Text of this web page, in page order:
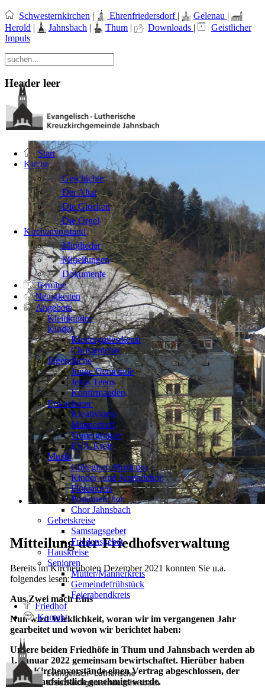
Schwesternkirchen | Ehrenfriedersdorf | Gelenau |
Herold | Jahnsbach | Thum | Downloads |
Geistlicher
Impuls
Start
Kirche
Geschichte
Der Altar
Die Glocken
Die Orgel
Kirchenvorstand
Mitglieder
Mitteilungen
Dokumente
Termine
Neuigkeiten
Angebote
Kleinkinder
Kinder
Kindergottesdienst
Christenlehre
Jugendliche
Junge Gemeinde
Jesus Teens
Konfirmanden
Erwachsene
Kreativkreis
Männertreff
Trauergruppe
EVA-Kreis
Musik
Collegium Musicum
Kinder- und Jugendchor
Flötenkreis
Posaunenchor
Chor Jahnsbach
Gebetskreise
Samstagsgebet
Friedensgebet
Hauskreise
Senioren
Mütter/Männerkreis
Gemeindefrühstück
Feierabendkreis
Friedhof
Kontakt
Header leer
Mitteilung der Friedhofsverwaltung
Bereits im Kirchenboten Dezember 2021 konnten Sie u.a.
folgendes lesen:
Aus Zwei mach Eins
Nun wird Wirklichkeit, woran wir im vergangenen Jahr
gearbeitet und wovon wir berichtet haben:
Unsere beiden Friedhöfe in Thum und Jahnsbach werden ab
1. Januar 2022 gemeinsam bewirtschaftet. Hierüber haben
beide Kirchenvorstände einen Vertrag abgeschlossen, der
kirchenaufsichtlich genehmigt wurde.